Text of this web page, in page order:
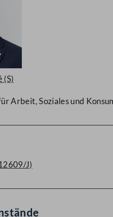
(S)
Arbeit, Soziales und
J)